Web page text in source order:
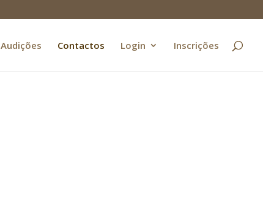
Audições Contactos Login Inscrições